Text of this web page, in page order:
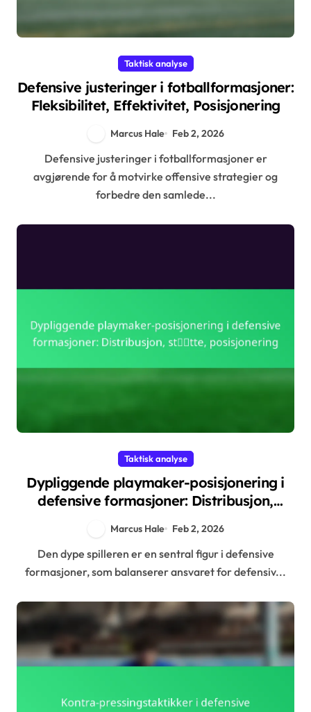
Taktisk analyse
Defensive justeringer i fotballformasjoner:
Fleksibilitet, Effektivitet, Posisjonering
Marcus Hale Feb 2, 2026
Defensive justeringer i fotballformasjoner er
avgjørende for å motvirke offensive strategier og
forbedre den samlede...
Taktisk analyse
Dypliggende playmaker-posisjonering i
defensive formasjoner: Distribusjon,
Marcus Hale Feb 2, 2026
Den dype spilleren er en sentral figur i defensive
formasjoner, som balanserer ansvaret for defensiv...